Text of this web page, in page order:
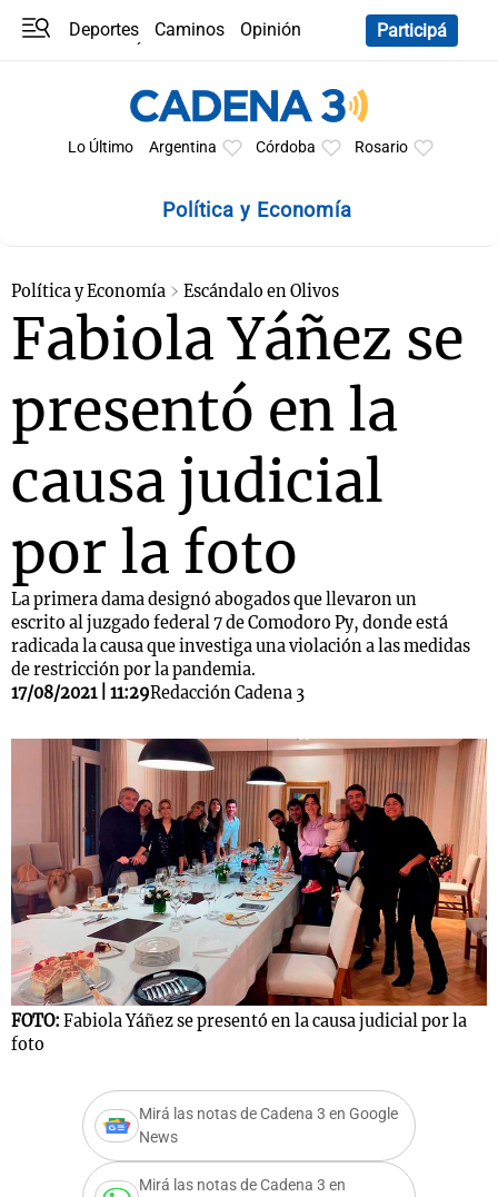
Deportes Caminos
Opinión
Participá
Lo Último Argentina Córdoba Rosario
Política y Economía
Política y Economía Escándalo en Olivos
Fabiola Yáñez se
presentó en la
causa judicial
por la foto
La primera dama designó abogados que llevaron un
escrito al juzgado federal 7 de Comodoro Py, donde está
radicada la causa que investiga una violación a las medidas
de restricción por la pandemia.
17/08/2021 | 11:29Redacción Cadena 3
FOTO: Fabiola Yáñez se presentó en la causa judicial por la
foto
Mirá las notas de Cadena 3 en Google
News
Mirá las notas de Cadena 3 en
Notas
Mundial 2026
Notas
La Sole en
Cadena 3